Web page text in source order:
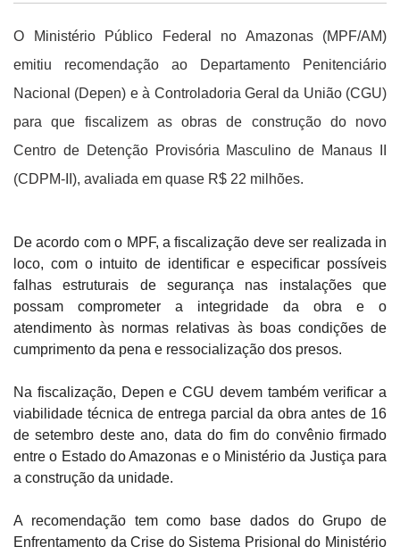
O Ministério Público Federal no Amazonas (MPF/AM)
emitiu recomendação ao Departamento Penitenciário
Nacional (Depen) e à Controladoria Geral da União (CGU)
para que fiscalizem as obras de construção do novo
Centro de Detenção Provisória Masculino de Manaus II
(CDPM-II), avaliada em quase R$ 22 milhões.
De acordo com o MPF, a fiscalização deve ser realizada in
loco, com o intuito de identificar e especificar possíveis
falhas estruturais de segurança nas instalações que
possam comprometer a integridade da obra e o
atendimento às normas relativas às boas condições de
cumprimento da pena e ressocialização dos presos.
Na fiscalização, Depen e CGU devem também verificar a
viabilidade técnica de entrega parcial da obra antes de 16
de setembro deste ano, data do fim do convênio firmado
entre o Estado do Amazonas e o Ministério da Justiça para
a construção da unidade.
A recomendação tem como base dados do Grupo de
Enfrentamento da Crise do Sistema Prisional do Ministério